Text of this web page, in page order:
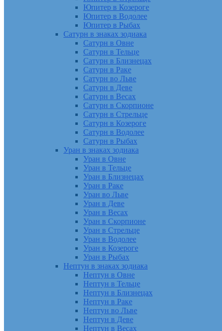
Юпитер в Козероге
Юпитер в Водолее
Юпитер в Рыбах
Сатурн в знаках зодиака
Сатурн в Овне
Сатурн в Тельце
Сатурн в Близнецах
Сатурн в Раке
Сатурн во Льве
Сатурн в Деве
Сатурн в Весах
Сатурн в Скорпионе
Сатурн в Стрельце
Сатурн в Козероге
Сатурн в Водолее
Сатурн в Рыбах
Уран в знаках зодиака
Уран в Овне
Уран в Тельце
Уран в Близнецах
Уран в Раке
Уран во Льве
Уран в Деве
Уран в Весах
Уран в Скорпионе
Уран в Стрельце
Уран в Водолее
Уран в Козероге
Уран в Рыбах
Нептун в знаках зодиака
Нептун в Овне
Нептун в Тельце
Нептун в Близнецах
Нептун в Раке
Нептун во Льве
Нептун в Деве
Нептун в Весах